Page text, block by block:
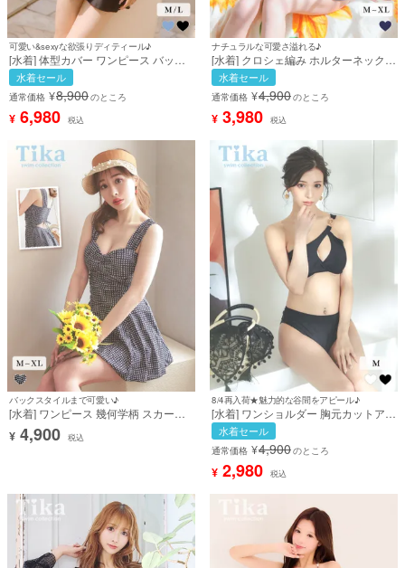
可愛い&sexyな欲張りディティール♪
[水着] 体型カバー ワンピース バック
リボン バストクロス ウエストカット
アウト シンプル カジュアル セクシー
ビキニ 黒 ブラック Lサイズあり 大き
いサイズ (せいせい着用) [tk-
swsq20073b]
水着セール
通常価格 ¥8,900のところ
¥ 6,980 税込
ナチュラルな可愛さ溢れる♪
[水着] クロシェ編み ホルターネック
韓国風 体型カバー ガーリー ワンピー
スビキニ (アイボリー×ブルー/聖菜着
用)
水着セール
通常価格 ¥4,900のところ
¥ 3,980 税込
バックスタイルまで可愛い♪
[水着] ワンピース 幾何学柄 スカート
体型カバー ドロスト バックシャン レ
トロモダン ブラック 黒 モノトーン ビ
¥ 4,900 税込
8/4再入荷★魅力的な谷間をアピール♪
[水着] ワンショルダー 胸元カットアウ
ト ハイウエスト アシンメトリー モノ
トーン クール 黒 ブラック ビキニ (み
ゆう着用) [tk-sw202203]
水着セール
通常価格 ¥4,900のところ
¥ 2,980 税込